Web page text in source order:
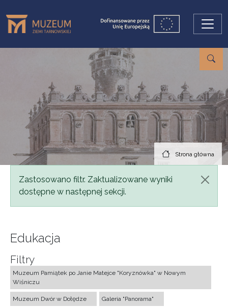
Strona główna
Komunikat
Zastosowano filtr. Zaktualizowane wyniki
dostępne w następnej sekcji.
Edukacja
Filtry
Muzeum Pamiątek po Janie Matejce "Koryznówka" w Nowym
Wiśniczu
Muzeum Dwór w Dołędze Galeria "Panorama"